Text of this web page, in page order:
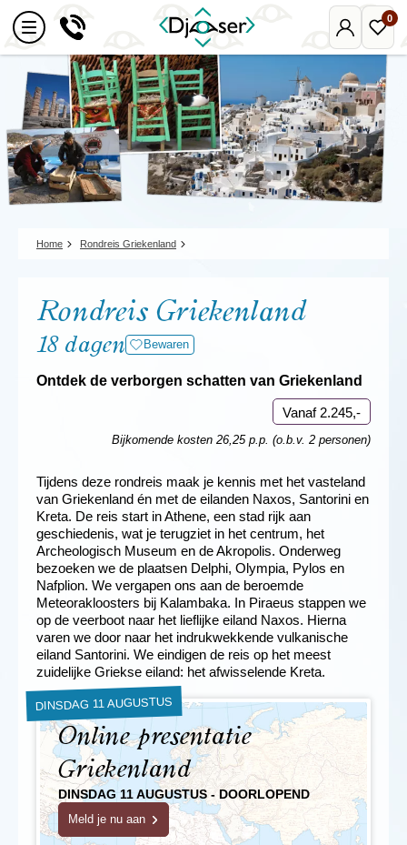
Mijn
Djoser
0
Home Rondreis Griekenland
Rondreis Griekenland
18 dagen Bewaren
Ontdek de verborgen schatten van Griekenland
Vanaf 2.245,-
Bijkomende kosten 26,25 p.p. (o.b.v. 2 personen)
Tijdens deze rondreis maak je kennis met het vasteland
van Griekenland én met de eilanden Naxos, Santorini en
Kreta. De reis start in Athene, een stad rijk aan
geschiedenis, wat je terugziet in het centrum, het
Archeologisch Museum en de Akropolis. Onderweg
bezoeken we de plaatsen Delphi, Olympia, Pylos en
Nafplion. We vergapen ons aan de beroemde
Meteorakloosters bij Kalambaka. In Piraeus stappen we
op de veerboot naar het lieflijke eiland Naxos. Hierna
varen we door naar het indrukwekkende vulkanische
eiland Santorini. We eindigen de reis op het meest
zuidelijke Griekse eiland: het afwisselende Kreta.
DINSDAG 11 AUGUSTUS
Online presentatie
Griekenland
DINSDAG 11 AUGUSTUS - DOORLOPEND
Meld je nu aan